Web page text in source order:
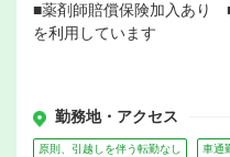
■薬剤師賠償保険加入あり
を利用しています
勤務地・アクセス
原則、引越しを伴う転勤なし 車通